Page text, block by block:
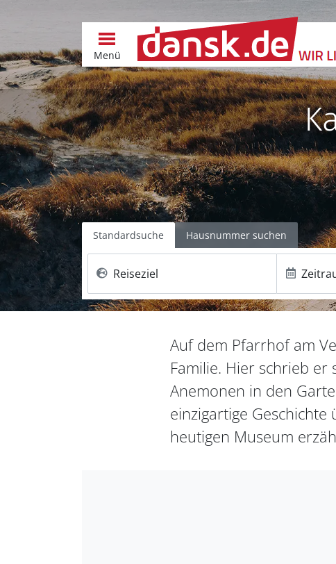
Menü
Standardsuche Hausnummer suchen
Reiseziel
Auf dem Pfarrhof am
Familie. Hier schrieb
Anemonen in den
einzigartige
heutigen Museum